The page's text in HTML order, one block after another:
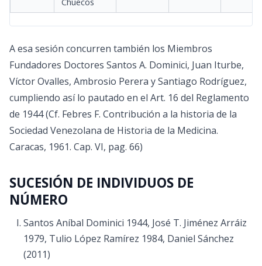
A esa sesión concurren también los Miembros
Fundadores Doctores Santos A. Dominici, Juan Iturbe,
Víctor Ovalles, Ambrosio Perera y Santiago Rodríguez,
cumpliendo así lo pautado en el Art. 16 del Reglamento
de 1944 (Cf. Febres F. Contribución a la historia de la
Sociedad Venezolana de Historia de la Medicina.
Caracas, 1961. Cap. VI, pag. 66)
SUCESIÓN DE INDIVIDUOS DE
NÚMERO
Santos Aníbal Dominici 1944, José T. Jiménez Arráiz
1979, Tulio López Ramírez 1984, Daniel Sánchez
(2011)